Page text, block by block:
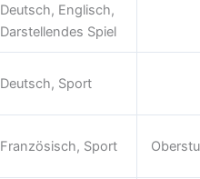
Deutsch, Englisch,
Darstellendes Spiel
Deutsch, Sport
Französisch, Sport